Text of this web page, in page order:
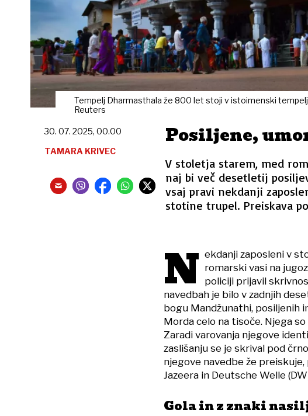
Tempelj Dharmasthala že 800 let stoji v istoimenski
Reuters
Posiljene,
V stoletja starem, med
naj bi več desetletij
vsaj pravi nekdanji
stotine trupel. Preiskava
30. 07. 2025, 00.00
TAMARA KRIVEC
N ekdanji zaposleni v
romarski vasi na
policiji prijavil
navedbah je bilo v zadnjih
bogu Mandžunathi, posiljenih
Morda celo na tisoče. Njega
Zaradi varovanja njegove
zaslišanju se je skrival pod
njegove navedbe že
Jazeera in Deutsche Welle
Gola in z znaki